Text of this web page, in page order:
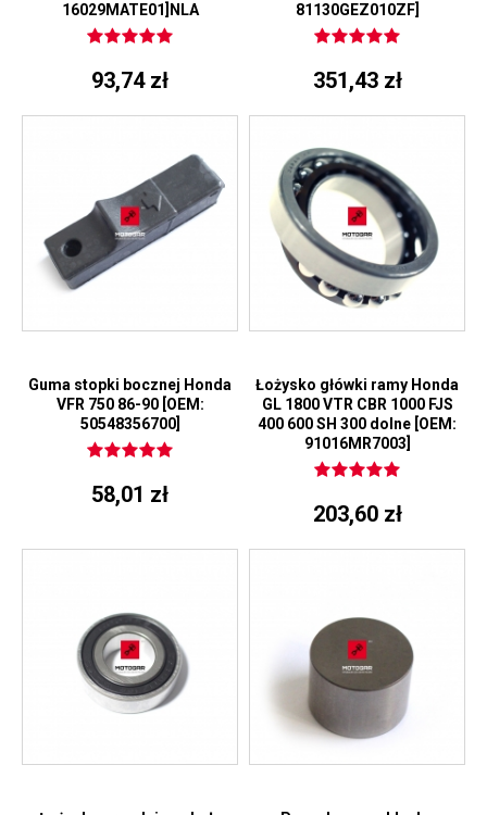
16029MATE01]NLA
93,74 zł
81130GEZ010ZF]
351,43 zł
Guma stopki bocznej Honda
VFR 750 86-90 [OEM:
50548356700]
58,01 zł
Łożysko główki ramy Honda
GL 1800 VTR CBR 1000 FJS
400 600 SH 300 dolne [OEM:
91016MR7003]
203,60 zł